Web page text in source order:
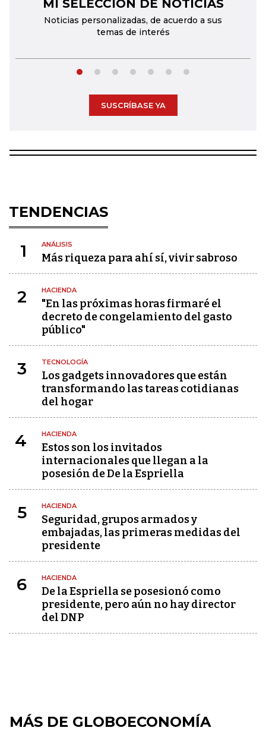
MI SELECCIÓN DE NOTICIAS
Noticias personalizadas, de acuerdo a sus
temas de interés
SUSCRÍBASE YA
TENDENCIAS
1 ANÁLISIS
Más riqueza para ahí sí, vivir sabroso
2 HACIENDA
"En las próximas horas firmaré el
decreto de congelamiento del gasto
público"
3 TECNOLOGÍA
Los gadgets innovadores que están
transformando las tareas cotidianas
del hogar
4 HACIENDA
Estos son los invitados
internacionales que llegan a la
posesión de De la Espriella
5 HACIENDA
Seguridad, grupos armados y
embajadas, las primeras medidas del
presidente
6 HACIENDA
De la Espriella se posesionó como
presidente, pero aún no hay director
del DNP
MÁS DE GLOBOECONOMÍA